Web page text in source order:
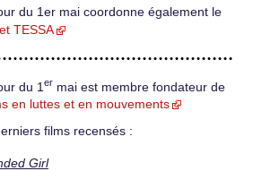
du 1er mai coordonne également le
TESSA
du 1 er mai est membre fondateur de
en luttes et en mouvements
films recensés :
Girl